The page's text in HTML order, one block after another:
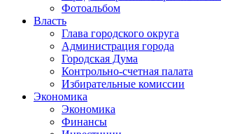
Фотоальбом
Власть
Глава городского округа
Администрация города
Городская Дума
Контрольно-счетная палата
Избирательные комиссии
Экономика
Экономика
Финансы